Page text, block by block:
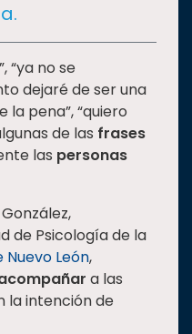
“ya no se
dejaré de ser una
la pena”, “quiero
de las frases
las personas
de Psicología de la
León,
a las
la intención de